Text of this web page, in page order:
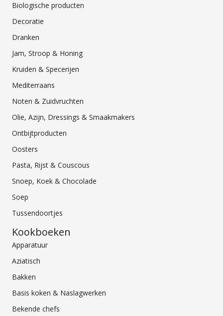
Biologische producten
Decoratie
Dranken
Jam, Stroop & Honing
Kruiden & Specerijen
Mediterraans
Noten & Zuidvruchten
Olie, Azijn, Dressings & Smaakmakers
Ontbijtproducten
Oosters
Pasta, Rijst & Couscous
Snoep, Koek & Chocolade
Soep
Tussendoortjes
Kookboeken
Apparatuur
Aziatisch
Bakken
Basis koken & Naslagwerken
Bekende chefs